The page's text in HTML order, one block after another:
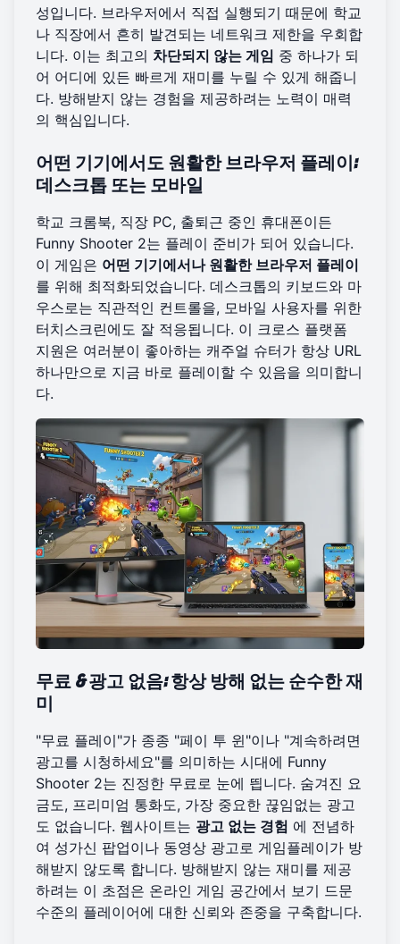
성입니다. 브라우저에서 직접 실행되기 때문에 학교
나 직장에서 흔히 발견되는 네트워크 제한을 우회합
니다. 이는 최고의 차단되지 않는 게임 중 하나가 되
어 어디에 있든 빠르게 재미를 누릴 수 있게 해줍니
다. 방해받지 않는 경험을 제공하려는 노력이 매력
의 핵심입니다.
어떤 기기에서도 원활한 브라우저 플레이:
데스크톱 또는 모바일
학교 크롬북, 직장 PC, 출퇴근 중인 휴대폰이든
Funny Shooter 2는 플레이 준비가 되어 있습니다.
이 게임은 어떤 기기에서나 원활한 브라우저 플레이
를 위해 최적화되었습니다. 데스크톱의 키보드와 마
우스로는 직관적인 컨트롤을, 모바일 사용자를 위한
터치스크린에도 잘 적응됩니다. 이 크로스 플랫폼
지원은 여러분이 좋아하는 캐주얼 슈터가 항상 URL
하나만으로 지금 바로 플레이할 수 있음을 의미합니
다.
무료 & 광고 없음: 항상 방해 없는 순수한 재
미
"무료 플레이"가 종종 "페이 투 윈"이나 "계속하려면
광고를 시청하세요"를 의미하는 시대에 Funny
Shooter 2는 진정한 무료로 눈에 띕니다. 숨겨진 요
금도, 프리미엄 통화도, 가장 중요한 끊임없는 광고
도 없습니다. 웹사이트는 광고 없는 경험 에 전념하
여 성가신 팝업이나 동영상 광고로 게임플레이가 방
해받지 않도록 합니다. 방해받지 않는 재미를 제공
하려는 이 초점은 온라인 게임 공간에서 보기 드문
수준의 플레이어에 대한 신뢰와 존중을 구축합니다.